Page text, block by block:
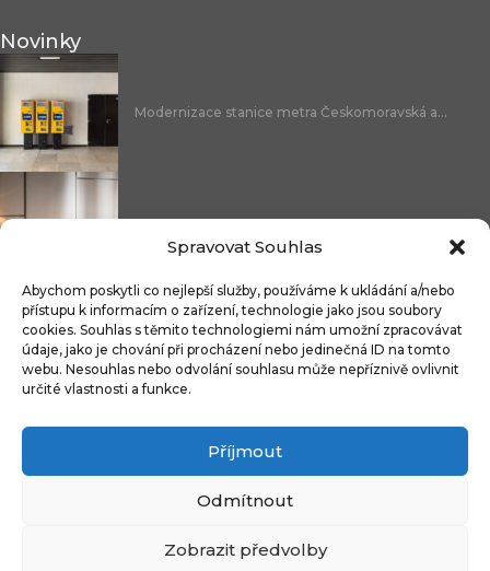
Spravovat Souhlas
Abychom poskytli co nejlepší služby, používáme k ukládání a/nebo
přístupu k informacím o zařízení, technologie jako jsou soubory
cookies. Souhlas s těmito technologiemi nám umožní zpracovávat
údaje, jako je chování při procházení nebo jedinečná ID na tomto
webu. Nesouhlas nebo odvolání souhlasu může nepříznivě ovlivnit
určité vlastnosti a funkce.
Příjmout
Odmítnout
Zobrazit předvolby
Novinky
Modernizace stanice metra Českomoravská a...
Čistitelné látky s technologií FibreGuard®:...
Copyright © 2009-2024 CZECH DECO TEAM. All rights reserved.